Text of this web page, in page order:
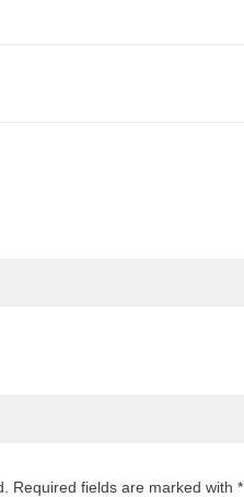
Required fields are marked with *